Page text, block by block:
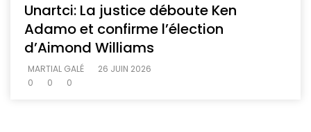
Unartci: La justice déboute Ken
Adamo et confirme l’élection
d’Aimond Williams
MARTIAL GALÉ
26 JUIN 2026
0
0 0